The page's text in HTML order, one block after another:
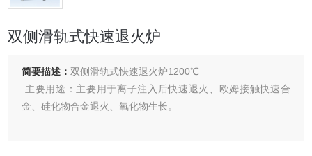
双侧滑轨式快速退火炉
简要描述：双侧滑轨式快速退火炉1200℃
主要用途：主要用于离子注入后快速退火、欧姆接触快速合
金、硅化物合金退火、氧化物生长。